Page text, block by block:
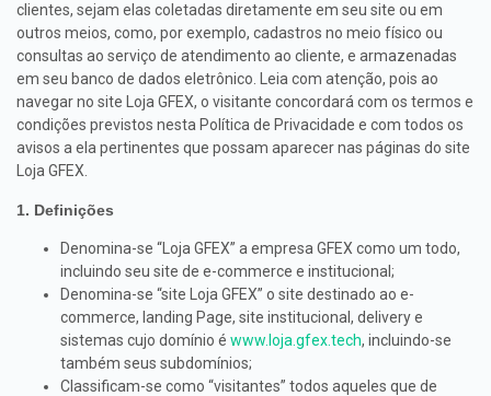
clientes, sejam elas coletadas diretamente em seu site ou em
outros meios, como, por exemplo, cadastros no meio físico ou
consultas ao serviço de atendimento ao cliente, e armazenadas
em seu banco de dados eletrônico. Leia com atenção, pois ao
navegar no site Loja GFEX, o visitante concordará com os termos e
condições previstos nesta Política de Privacidade e com todos os
avisos a ela pertinentes que possam aparecer nas páginas do site
Loja GFEX.
1. Definições
Denomina-se “Loja GFEX” a empresa GFEX como um todo,
incluindo seu site de e-commerce e institucional;
Denomina-se “site Loja GFEX” o site destinado ao e-
commerce, landing Page, site institucional, delivery e
sistemas cujo domínio é www.loja.gfex.tech, incluindo-se
também seus subdomínios;
Classificam-se como “visitantes” todos aqueles que de